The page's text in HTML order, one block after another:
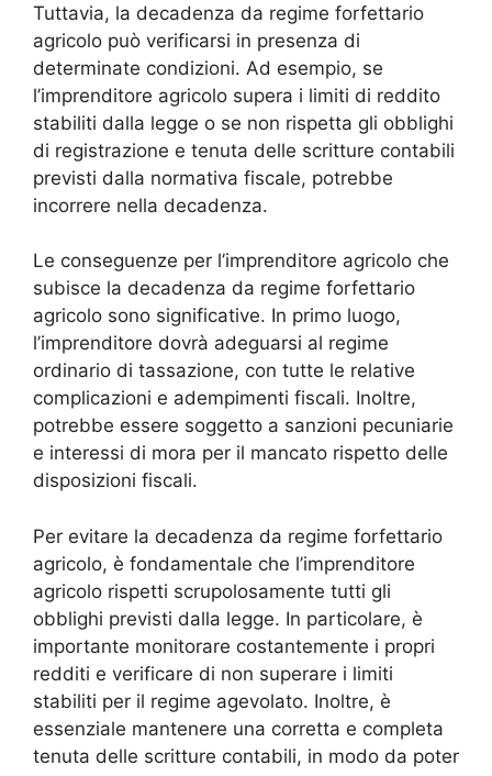
Tuttavia, la decadenza da regime forfettario
agricolo può verificarsi in presenza di
determinate condizioni. Ad esempio, se
l’imprenditore agricolo supera i limiti di reddito
stabiliti dalla legge o se non rispetta gli obblighi
di registrazione e tenuta delle scritture contabili
previsti dalla normativa fiscale, potrebbe
incorrere nella decadenza.
Le conseguenze per l’imprenditore agricolo che
subisce la decadenza da regime forfettario
agricolo sono significative. In primo luogo,
l’imprenditore dovrà adeguarsi al regime
ordinario di tassazione, con tutte le relative
complicazioni e adempimenti fiscali. Inoltre,
potrebbe essere soggetto a sanzioni pecuniarie
e interessi di mora per il mancato rispetto delle
disposizioni fiscali.
Per evitare la decadenza da regime forfettario
agricolo, è fondamentale che l’imprenditore
agricolo rispetti scrupolosamente tutti gli
obblighi previsti dalla legge. In particolare, è
importante monitorare costantemente i propri
redditi e verificare di non superare i limiti
stabiliti per il regime agevolato. Inoltre, è
essenziale mantenere una corretta e completa
tenuta delle scritture contabili, in modo da poter